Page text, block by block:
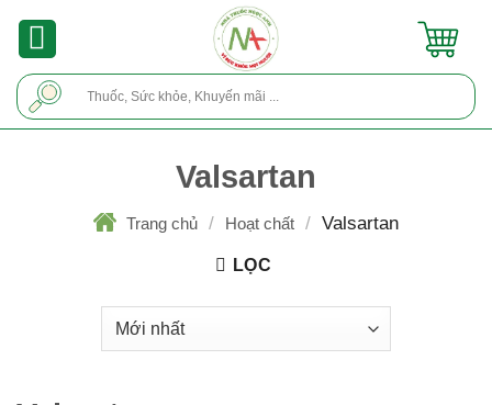
Valsartan
Trang chủ / Hoạt chất / Valsartan
LỌC